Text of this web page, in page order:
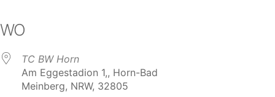
WO
TC BW Horn
Am Eggestadion 1,, Horn-Bad
Meinberg, NRW, 32805